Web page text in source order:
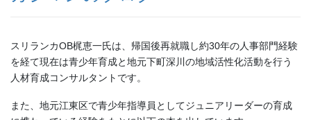
スリランカOB梶恵一氏は、帰国後再就職し約30年の人事部門経験
を経て現在は青少年育成と地元下町深川の地域活性化活動を行う
人材育成コンサルタントです。
また、地元江東区で青少年指導員としてジュニアリーダーの育成